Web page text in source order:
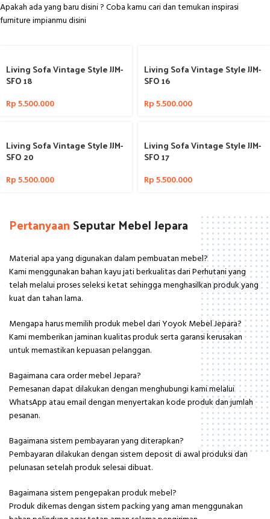
Apakah ada yang baru disini ? Coba kamu cari dan temukan inspirasi
furniture impianmu disini
Living Sofa Vintage Style JJM-
SFO 18
Rp5.500.000
Living Sofa Vintage Style JJM-
SFO 16
Rp5.500.000
Living Sofa Vintage Style JJM-
SFO 20
Rp5.500.000
Living Sofa Vintage Style JJM-
SFO 17
Rp5.500.000
PertanyaanSeputar Mebel Jepara
Material apa yang digunakan dalam pembuatan mebel?
Kami menggunakan bahan kayu jati berkualitas dari Perhutani yang
telah melalui proses seleksi ketat sehingga menghasilkan produk yang
kuat dan tahan lama.
Mengapa harus memilih produk mebel dari Yoyok Mebel Jepara?
Kami memberikan jaminan kualitas produk serta garansi kerusakan
untuk memastikan kepuasan pelanggan.
Bagaimana cara order mebel Jepara?
Pemesanan dapat dilakukan dengan menghubungi kami melalui
WhatsApp atau email dengan menyertakan kode produk dan jumlah
pesanan.
Bagaimana sistem pembayaran yang diterapkan?
Pembayaran dilakukan dengan sistem deposit di awal produksi dan
pelunasan setelah produk selesai dibuat.
Bagaimana sistem pengepakan produk mebel?
Produk dikemas dengan sistem packing yang aman menggunakan